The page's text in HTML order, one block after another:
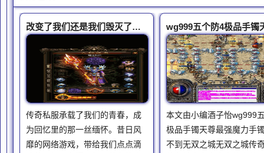
改变了我们还是我们毁灭了传奇
传奇私服承载了我们的青春，成
为回忆里的那一丝缅怀。昔日风
靡的网络游戏，带给我们点点滴
本文由小编酒子怡wg999
极品手镯天尊最强魔力手
不到无双之城无双之城传